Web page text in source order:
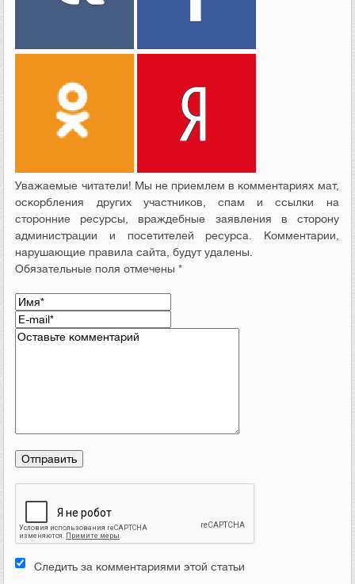
Уважаемые читатели! Мы не приемлем в комментариях мат,
оскорбления других участников, спам и ссылки на
сторонние ресурсы, враждебные заявления в сторону
администрации и посетителей ресурса. Комментарии,
нарушающие правила сайта, будут удалены.
Обязательные поля отмечены *
Следить за комментариями этой статьи